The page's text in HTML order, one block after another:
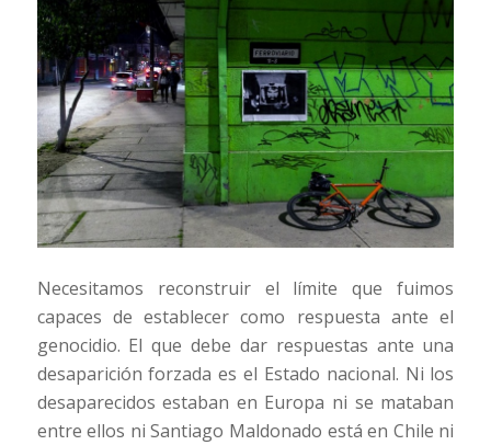
Necesitamos reconstruir el límite que fuimos
capaces de establecer como respuesta ante el
genocidio. El que debe dar respuestas ante una
desaparición forzada es el Estado nacional. Ni los
desaparecidos estaban en Europa ni se mataban
entre ellos ni Santiago Maldonado está en Chile ni